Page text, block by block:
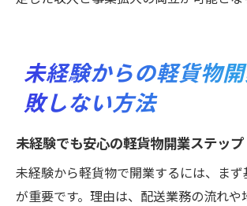
未経験からの軽貨物
敗しない方法
未経験でも安心の軽貨物開業ステップ
未経験から軽貨物で開業するには、ま
が重要です。理由は、配送業務の流れ